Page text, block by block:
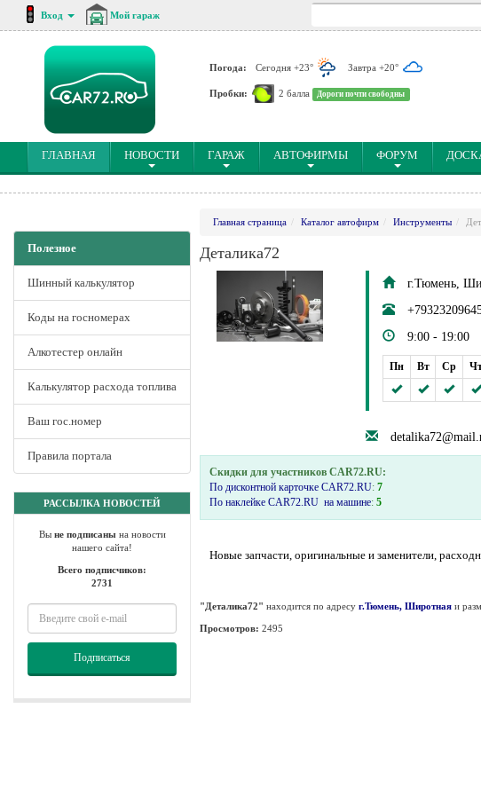
Вход Мой гараж
Погода: Сегодня +23° Завтра +20°
Пробки: 2 балла Дороги почти свободны
ГЛАВНАЯ(CURRENT)
НОВОСТИ ГАРАЖ АВТОФИРМЫ ФОРУМ
Полезное
Шинный калькулятор
Коды на госномерах
Алкотестер онлайн
Калькулятор расхода топлива
Ваш гос.номер
Правила портала
РАССЫЛКА НОВОСТЕЙ
Вы не подписанына новости
нашего сайта!
Всего подписчиков:
2731
Подписаться
Главная страница Каталог автофирм Инструменты
Деталика72
г.Тюмень,
9:00 - 19:00
Пн Вт Ср
Скидки для участников CAR72.RU:
По дисконтной карточке CAR72.RU: 7
По наклейке CAR72.RU на машине: 5
Новые запчасти, оригинальные и заменители,
"Деталика72" находится по адресу г.Тюмень, Широтная и
Просмотров: 2495